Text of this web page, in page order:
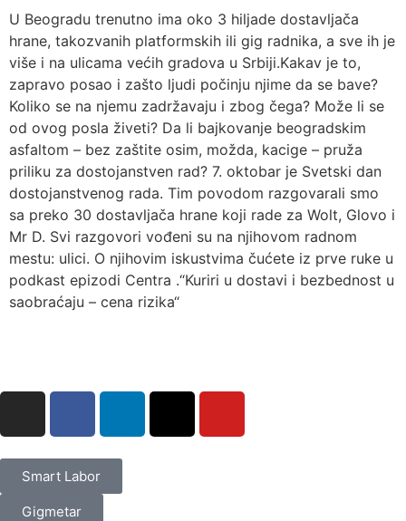
U Beogradu trenutno ima oko 3 hiljade dostavljača
hrane, takozvanih platformskih ili gig radnika, a sve ih je
više i na ulicama većih gradova u Srbiji.Kakav je to,
zapravo posao i zašto ljudi počinju njime da se bave?
Koliko se na njemu zadržavaju i zbog čega? Može li se
od ovog posla živeti? Da li bajkovanje beogradskim
asfaltom – bez zaštite osim, možda, kacige – pruža
priliku za dostojanstven rad? 7. oktobar je Svetski dan
dostojanstvenog rada. Tim povodom razgovarali smo
sa preko 30 dostavljača hrane koji rade za Wolt, Glovo i
Mr D. Svi razgovori vođeni su na njihovom radnom
mestu: ulici. O njihovim iskustvima čućete iz prve ruke u
podkast epizodi Centra .“Kuriri u dostavi i bezbednost u
saobraćaju – cena rizika“
Smart Labor
Gigmetar